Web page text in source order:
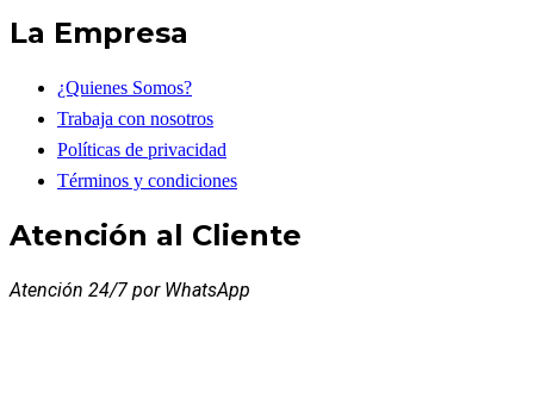
La Empresa
¿Quienes Somos?
Trabaja con nosotros
Políticas de privacidad
Términos y condiciones
Atención al Cliente
Atención 24/7 por WhatsApp